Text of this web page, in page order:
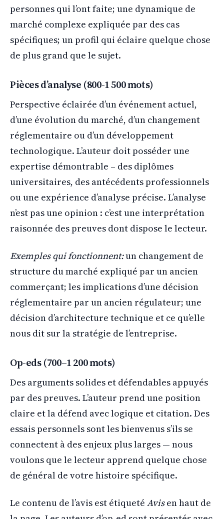
personnes qui l’ont faite; une dynamique de
marché complexe expliquée par des cas
spécifiques; un profil qui éclaire quelque chose
de plus grand que le sujet.
Pièces d’analyse (800-1 500 mots)
Perspective éclairée d’un événement actuel,
d’une évolution du marché, d’un changement
réglementaire ou d’un développement
technologique. L’auteur doit posséder une
expertise démontrable – des diplômes
universitaires, des antécédents professionnels
ou une expérience d’analyse précise. L’analyse
n’est pas une opinion : c’est une interprétation
raisonnée des preuves dont dispose le lecteur.
Exemples qui fonctionnent:un changement de
structure du marché expliqué par un ancien
commerçant; les implications d’une décision
réglementaire par un ancien régulateur; une
décision d’architecture technique et ce qu’elle
nous dit sur la stratégie de l’entreprise.
Op-eds (700–1 200 mots)
Des arguments solides et défendables appuyés
par des preuves. L’auteur prend une position
claire et la défend avec logique et citation. Des
essais personnels sont les bienvenus s’ils se
connectent à des enjeux plus larges — nous
voulons que le lecteur apprend quelque chose
de général de votre histoire spécifique.
Le contenu de l’avis est étiqueté Avisen haut de